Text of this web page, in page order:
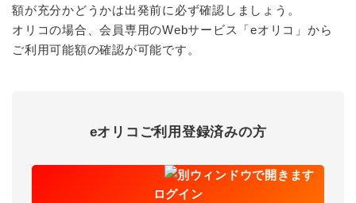
額が充分かどうかは出発前に必ず確認しましょう。
オリコの場合、会員専用のWebサービス「eオリコ」から
ご利用可能額の確認が可能です。
eオリコご利用登録済みの方
ログイン